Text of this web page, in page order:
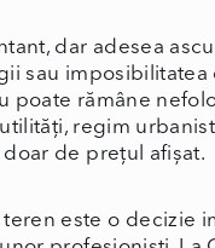
dar adesea
sau
poate rămâne
regim
doar de prețul afișat.
este o decizie